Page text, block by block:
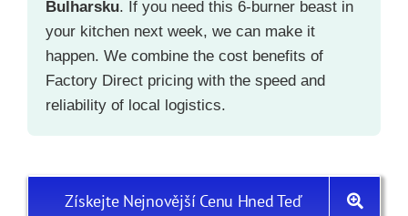
Bulharsku. If you need this 6-burner beast in
your kitchen next week, we can make it
happen. We combine the cost benefits of
Factory Direct pricing with the speed and
reliability of local logistics.
Získejte Nejnovější Cenu Hned Teď